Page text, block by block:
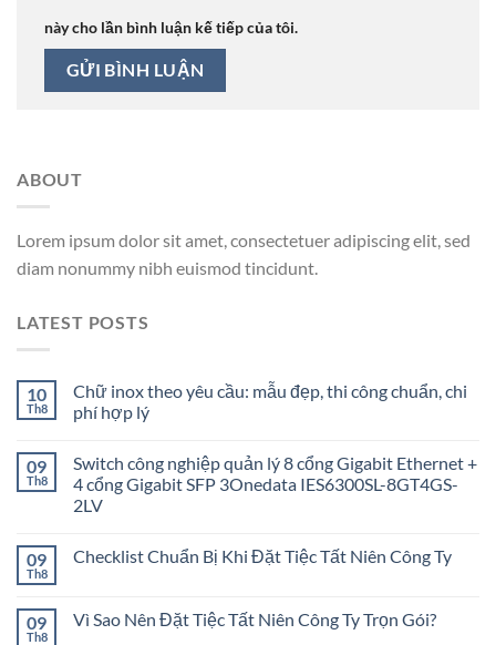
này cho lần bình luận kế tiếp của tôi.
ABOUT
Lorem ipsum dolor sit amet, consectetuer adipiscing elit, sed
diam nonummy nibh euismod tincidunt.
LATEST POSTS
10
Th8
Chữ inox theo yêu cầu: mẫu đẹp, thi công chuẩn, chi
phí hợp lý
09
Th8
Switch công nghiệp quản lý 8 cổng Gigabit Ethernet +
4 cổng Gigabit SFP 3Onedata IES6300SL-8GT4GS-
2LV
09
Th8
Checklist Chuẩn Bị Khi Đặt Tiệc Tất Niên Công Ty
09
Th8
Vì Sao Nên Đặt Tiệc Tất Niên Công Ty Trọn Gói?